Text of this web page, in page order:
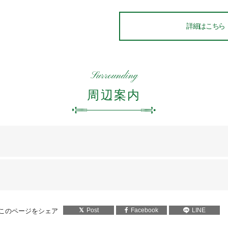
詳細はこちら
Surrounding
周辺案内
このページをシェア Post Facebook LINE